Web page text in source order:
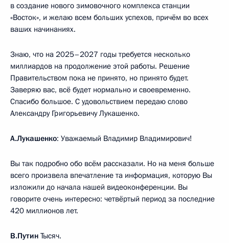
в создание нового зимовочного комплекса станции
«Восток», и желаю всем больших успехов, причём во всех
ваших начинаниях.
Знаю, что на 2025–2027 годы требуется несколько
миллиардов на продолжение этой работы. Решение
Правительством пока не принято, но принято будет.
Заверяю вас, всё будет нормально и своевременно.
Спасибо большое. С удовольствием передаю слово
Александру Григорьевичу Лукашенко.
А.Лукашенко: Уважаемый Владимир Владимирович!
Вы так подробно обо всём рассказали. Но на меня больше
всего произвела впечатление та информация, которую Вы
изложили до начала нашей видеоконференции. Вы
говорите очень интересно: четвёртый период за последние
420 миллионов лет.
В.Путин Тысяч.